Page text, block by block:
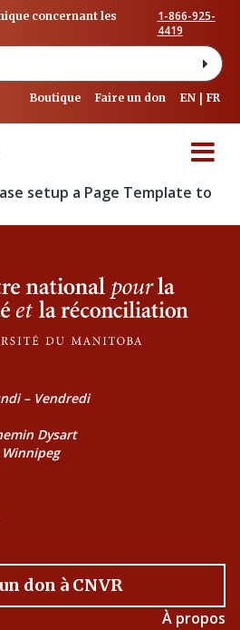
concernant les
1-866-925-
4419
Boutique Faire un don EN FR
setup a Page Template to
– Vendredi
Dysart
don à CNVR
À propos